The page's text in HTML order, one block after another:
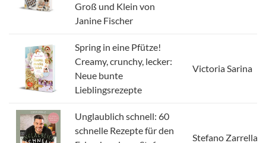
Groß und Klein von
Janine Fischer
Spring in eine Pfütze!
Creamy, crunchy, lecker:
Neue bunte
Lieblingsrezepte
Victoria Sarina
Unglaublich schnell: 60
schnelle Rezepte für den
Stefano Zarrella